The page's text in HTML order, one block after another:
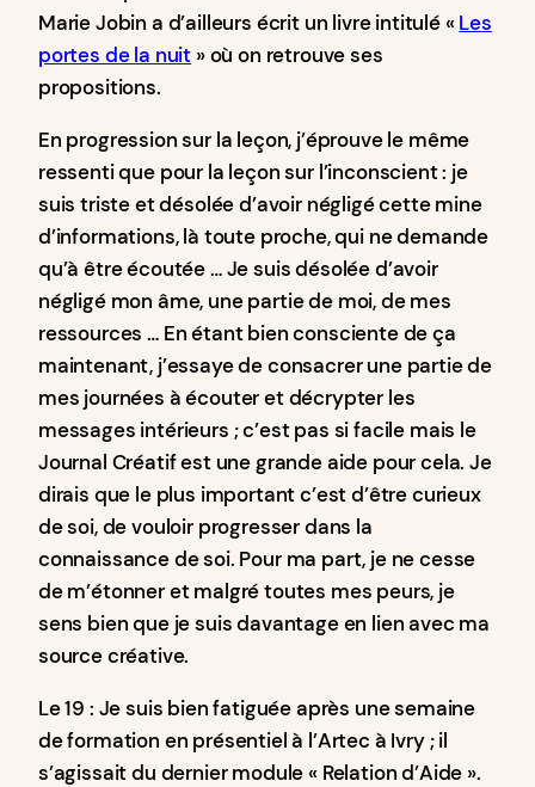
Marie Jobin a d’ailleurs écrit un livre intitulé « Les
portes de la nuit » où on retrouve ses
propositions.
En progression sur la leçon, j’éprouve le même
ressenti que pour la leçon sur l’inconscient : je
suis triste et désolée d’avoir négligé cette mine
d’informations, là toute proche, qui ne demande
qu’à être écoutée … Je suis désolée d’avoir
négligé mon âme, une partie de moi, de mes
ressources … En étant bien consciente de ça
maintenant, j’essaye de consacrer une partie de
mes journées à écouter et décrypter les
messages intérieurs ; c’est pas si facile mais le
Journal Créatif est une grande aide pour cela. Je
dirais que le plus important c’est d’être curieux
de soi, de vouloir progresser dans la
connaissance de soi. Pour ma part, je ne cesse
de m’étonner et malgré toutes mes peurs, je
sens bien que je suis davantage en lien avec ma
source créative.
Le 19 : Je suis bien fatiguée après une semaine
de formation en présentiel à l’Artec à Ivry ; il
s’agissait du dernier module « Relation d’Aide ».